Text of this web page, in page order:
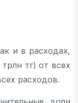
и в расходах,
тг) от всех
расходов.